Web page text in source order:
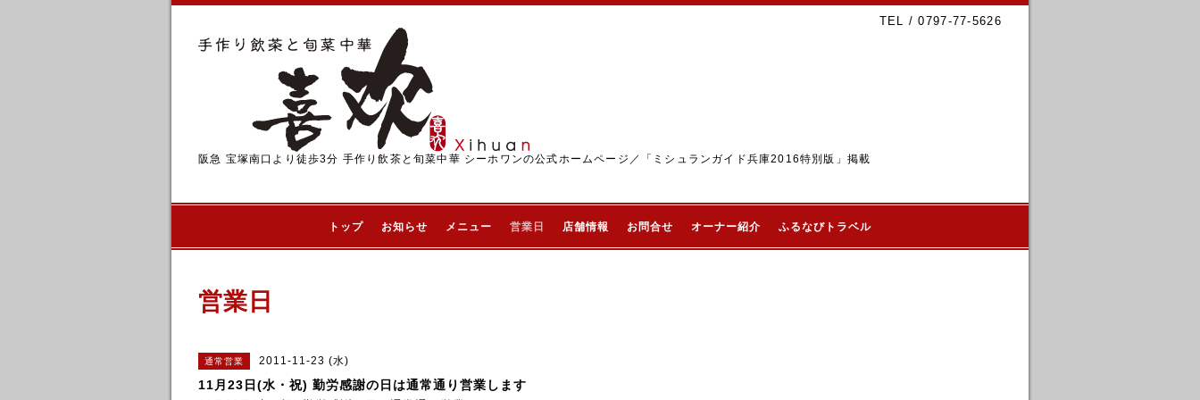
TEL / 0797-77-5626
阪急 宝塚南口より徒歩3分 手作り飲茶と旬菜中華 シーホワンの公式ホームページ／「ミシュランガイド兵庫2016特別版」掲載
トップ お知らせ メニュー 営業日 店舗情報 お問合せ オーナー紹介 ふるなびトラベル
営業日
通常営業 2011-11-23 (水)
11月23日(水・祝) 勤労感謝の日は通常通り営業します